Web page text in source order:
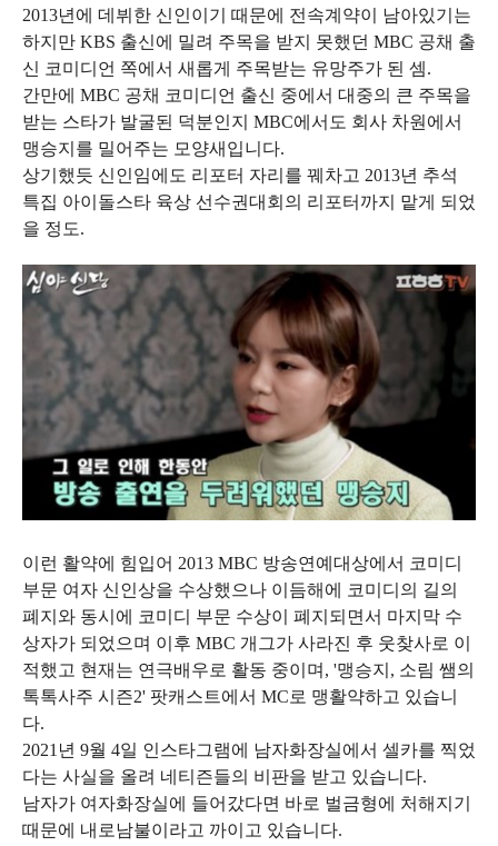
2013년에 데뷔한 신인이기 때문에 전속계약이 남아있기는
하지만 KBS 출신에 밀려 주목을 받지 못했던 MBC 공채 출
신 코미디언 쪽에서 새롭게 주목받는 유망주가 된 셈.
간만에 MBC 공채 코미디언 출신 중에서 대중의 큰 주목을
받는 스타가 발굴된 덕분인지 MBC에서도 회사 차원에서
맹승지를 밀어주는 모양새입니다.
상기했듯 신인임에도 리포터 자리를 꿰차고 2013년 추석
특집 아이돌스타 육상 선수권대회의 리포터까지 맡게 되었
을 정도.
이런 활약에 힘입어 2013 MBC 방송연예대상에서 코미디
부문 여자 신인상을 수상했으나 이듬해에 코미디의 길의
폐지와 동시에 코미디 부문 수상이 폐지되면서 마지막 수
상자가 되었으며 이후 MBC 개그가 사라진 후 웃찾사로 이
적했고 현재는 연극배우로 활동 중이며, '맹승지, 소림 쌤의
톡톡사주 시즌2' 팟캐스트에서 MC로 맹활약하고 있습니
다.
2021년 9월 4일 인스타그램에 남자화장실에서 셀카를 찍었
다는 사실을 올려 네티즌들의 비판을 받고 있습니다.
남자가 여자화장실에 들어갔다면 바로 벌금형에 처해지기
때문에 내로남불이라고 까이고 있습니다.